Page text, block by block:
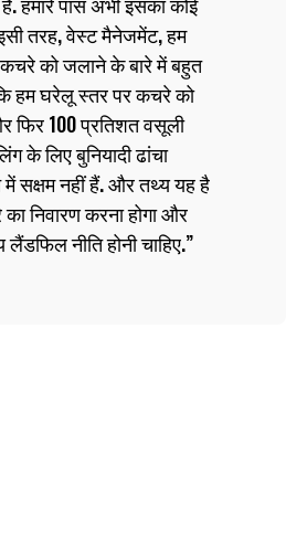
तरह, वेस्‍ट मैनेजमेंट, हम
को जलाने के बारे में बहुत
हम घरेलू स्तर पर कचरे को
100 प्रतिशत वसूली
के लिए बुनियादी ढांचा
सक्षम नहीं हैं. और तथ्य यह है
निवारण करना होगा और
नीति होनी चाहिए.